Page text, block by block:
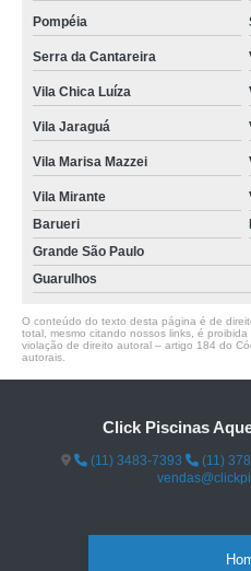
Pompéia
Serra da Cantareira
Vila Chica Luíza
Vila Jaraguá
Vila Marisa Mazzei
Vila Mirante
Barueri
Grande São Paulo
Guarulhos
O conteúdo do texto desta página é de
total, mesmo citando nossos links, é
violação de direito autoral – artigo 184 do
autorais
Click Piscinas
(11) 3483-7393 (11)